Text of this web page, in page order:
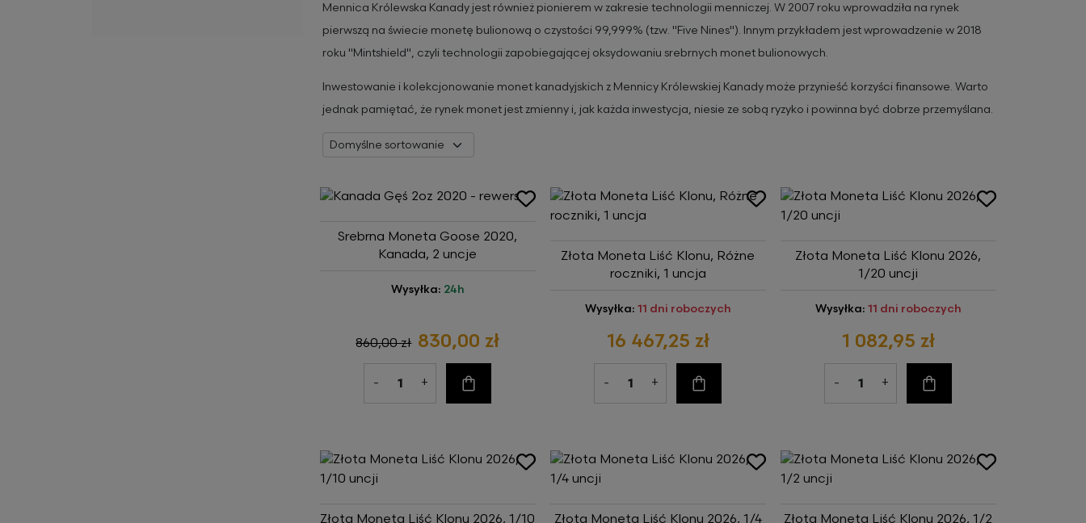
Mennica Królewska Kanady jest również pionierem w zakresie technologii menniczej. W 2007 roku wprowadziła na rynek
pierwszą na świecie monetę bulionową o czystości 99,999% (tzw. "Five Nines"). Innym przykładem jest wprowadzenie w 2018
roku "Mintshield", czyli technologii zapobiegającej oksydowaniu srebrnych monet bulionowych.
Inwestowanie i kolekcjonowanie monet kanadyjskich z Mennicy Królewskiej Kanady może przynieść korzyści finansowe. Warto
jednak pamiętać, że rynek monet jest zmienny i, jak każda inwestycja, niesie ze sobą ryzyko i powinna być dobrze przemyślana.
Srebrna Moneta Goose 2020,
Kanada, 2 uncje
Wysyłka: 24h
860,00 zł 830,00 zł
- + Do koszyka
Złota Moneta Liść Klonu, Różne
roczniki, 1 uncja
Wysyłka: 11 dni roboczych
16 467,25 zł
- + Do koszyka
Złota Moneta Liść Klonu 2026,
1/20 uncji
Wysyłka: 11 dni roboczych
1 082,95 zł
- + Do koszyka
Złota Moneta Liść Klonu 2026, 1/10
Złota Moneta Liść Klonu 2026, 1/4
Złota Moneta Liść Klonu 2026, 1/2